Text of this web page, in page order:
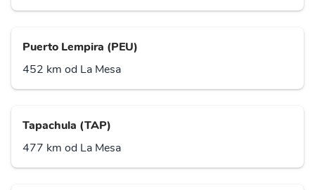
Puerto Lempira (PEU)
452 km od La Mesa
Tapachula (TAP)
477 km od La Mesa